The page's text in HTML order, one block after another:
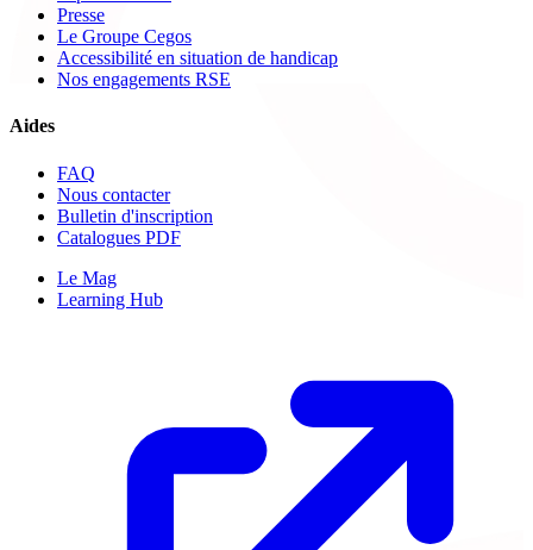
Presse
Le Groupe Cegos
Accessibilité en situation de handicap
Nos engagements RSE
Aides
FAQ
Nous contacter
Bulletin d'inscription
Catalogues PDF
Le Mag
Learning Hub